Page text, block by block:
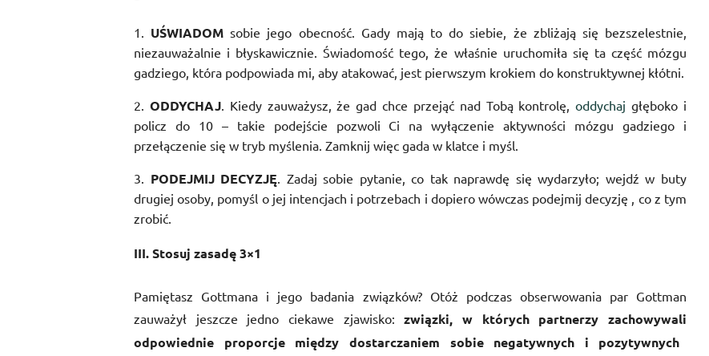
UŚWIADOM sobie jego obecność. Gady mają to do siebie, że zbliżają się bezszelestnie,
niezauważalnie i błyskawicznie. Świadomość tego, że właśnie uruchomiła się ta część mózgu
gadziego, która podpowiada mi, aby atakować, jest pierwszym krokiem do konstruktywnej kłótni.
ODDYCHAJ. Kiedy zauważysz, że gad chce przejąć nad Tobą kontrolę,oddychajgłęboko i
policz do 10 – takie podejście pozwoli Ci na wyłączenie aktywności mózgu gadziego i
przełączenie się w tryb myślenia. Zamknij więc gada w klatce i myśl.
PODEJMIJ DECYZJĘ. Zadaj sobie pytanie, co tak naprawdę się wydarzyło; wejdź w buty
drugiej osoby, pomyśl o jej intencjach i potrzebach i dopiero wówczas podejmij decyzję , co z tym
zrobić.
III. Stosuj zasadę 3×1
Pamiętasz Gottmana i jego badania związków? Otóż podczas obserwowania par Gottman
zauważył jeszcze jedno ciekawe zjawisko:związki, w których partnerzy zachowywali
odpowiednie proporcje między dostarczaniem sobie negatywnych i pozytywnych